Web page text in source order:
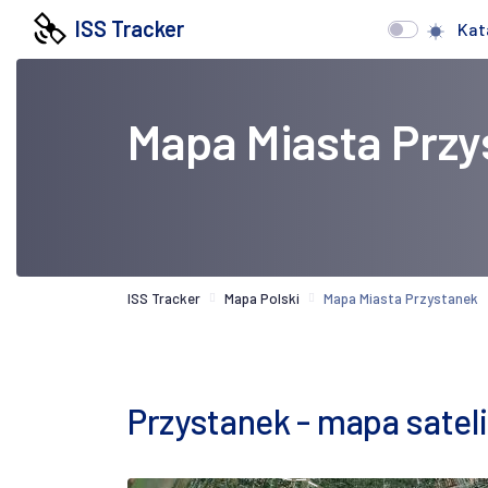
ISS Tracker
Mapa Miasta
ISS Tracker Mapa Polski Mapa Miasta Przystanek
Przystanek - mapa